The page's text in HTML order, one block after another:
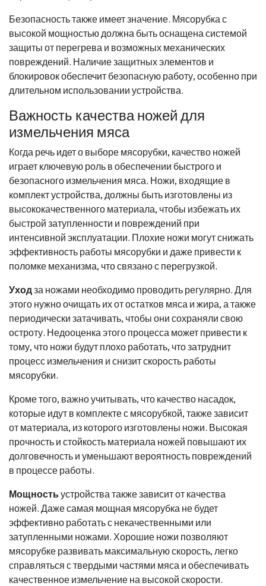
Безопасность также имеет значение. Мясорубка с
высокой мощностью должна быть оснащена системой
защиты от перегрева и возможных механических
повреждений. Наличие защитных элементов и
блокировок обеспечит безопасную работу, особенно при
длительном использовании устройства.
Важность качества ножей для
измельчения мяса
Когда речь идет о выборе мясорубки, качество ножей
играет ключевую роль в обеспечении быстрого и
безопасного измельчения мяса. Ножи, входящие в
комплект устройства, должны быть изготовлены из
высококачественного материала, чтобы избежать их
быстрой затупленности и повреждений при
интенсивной эксплуатации. Плохие ножи могут снижать
эффективность работы мясорубки и даже привести к
поломке механизма, что связано с перегрузкой.
Уходза ножами необходимо проводить регулярно. Для
этого нужно очищать их от остатков мяса и жира, а также
периодически затачивать, чтобы они сохраняли свою
остроту. Недооценка этого процесса может привести к
тому, что ножи будут плохо работать, что затруднит
процесс измельчения и снизит скорость работы
мясорубки.
Кроме того, важно учитывать, что качество насадок,
которые идут в комплекте с мясорубкой, также зависит
от материала, из которого изготовлены ножи. Высокая
прочность и стойкость материала ножей повышают их
долговечность и уменьшают вероятность повреждений
в процессе работы.
Мощностьустройства также зависит от качества
ножей. Даже самая мощная мясорубка не будет
эффективно работать с некачественными или
затупленными ножами. Хорошие ножи позволяют
мясорубке развивать максимальную скорость, легко
справляться с твердыми частями мяса и обеспечивать
качественное измельчение на высокой скорости.